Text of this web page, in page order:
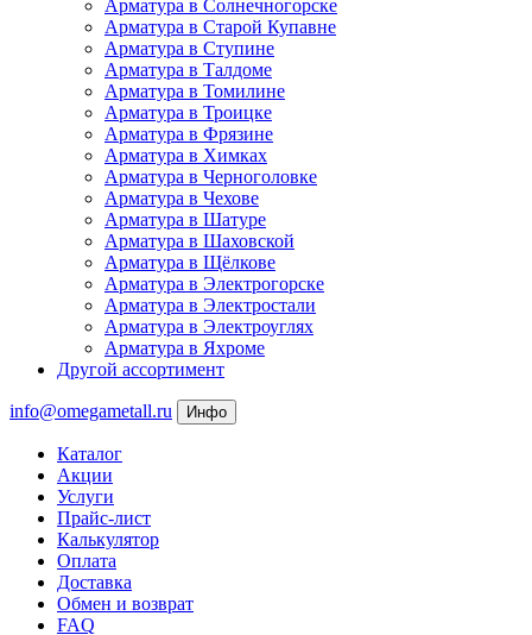
Арматура в Солнечногорске
Арматура в Старой Купавне
Арматура в Ступине
Арматура в Талдоме
Арматура в Томилине
Арматура в Троицке
Арматура в Фрязине
Арматура в Химках
Арматура в Черноголовке
Арматура в Чехове
Арматура в Шатуре
Арматура в Шаховской
Арматура в Щёлкове
Арматура в Электрогорске
Арматура в Электростали
Арматура в Электроуглях
Арматура в Яхроме
Другой ассортимент
info@omegametall.ru Инфо
Каталог
Акции
Услуги
Прайс-лист
Калькулятор
Оплата
Доставка
Обмен и возврат
FAQ